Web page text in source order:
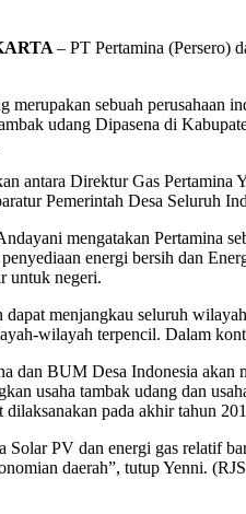
– PT Pertamina (Persero)
sebuah perusahaan
udang Dipasena di
antara Direktur Gas
Pemerintah Desa Seluruh
mengatakan Pertamina
energi bersih dan
untuk negeri.
dapat menjangkau seluruh
wilayah terpencil. Dalam
dan BUM Desa Indonesia
usaha tambak udang dan
pada akhir tahun
Solar PV dan energi gas relatif
daerah”, tutup Yenni.